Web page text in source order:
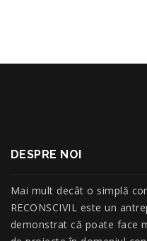
DESPRE NOI
Mai mult decât o simplă
RECONSCIVIL este un
demonstrat că poate face